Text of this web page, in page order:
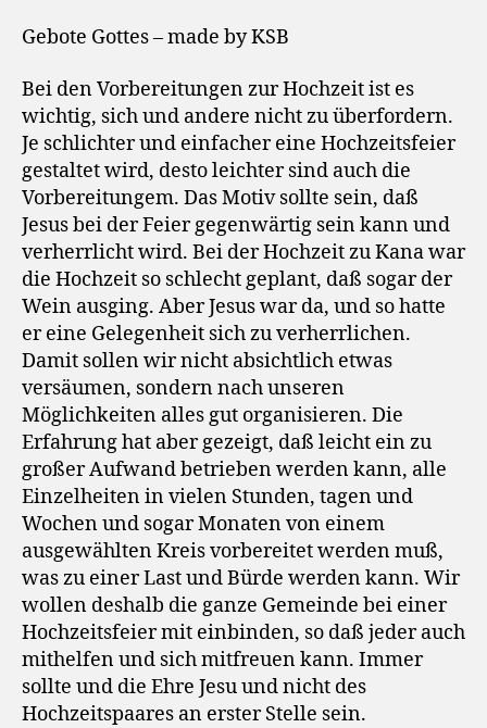
Gebote Gottes – made by KSB
Bei den Vorbereitungen zur Hochzeit ist es
wichtig, sich und andere nicht zu überfordern.
Je schlichter und einfacher eine Hochzeitsfeier
gestaltet wird, desto leichter sind auch die
Vorbereitungem. Das Motiv sollte sein, daß
Jesus bei der Feier gegenwärtig sein kann und
verherrlicht wird. Bei der Hochzeit zu Kana war
die Hochzeit so schlecht geplant, daß sogar der
Wein ausging. Aber Jesus war da, und so hatte
er eine Gelegenheit sich zu verherrlichen.
Damit sollen wir nicht absichtlich etwas
versäumen, sondern nach unseren
Möglichkeiten alles gut organisieren. Die
Erfahrung hat aber gezeigt, daß leicht ein zu
großer Aufwand betrieben werden kann, alle
Einzelheiten in vielen Stunden, tagen und
Wochen und sogar Monaten von einem
ausgewählten Kreis vorbereitet werden muß,
was zu einer Last und Bürde werden kann. Wir
wollen deshalb die ganze Gemeinde bei einer
Hochzeitsfeier mit einbinden, so daß jeder auch
mithelfen und sich mitfreuen kann. Immer
sollte und die Ehre Jesu und nicht des
Hochzeitspaares an erster Stelle sein.